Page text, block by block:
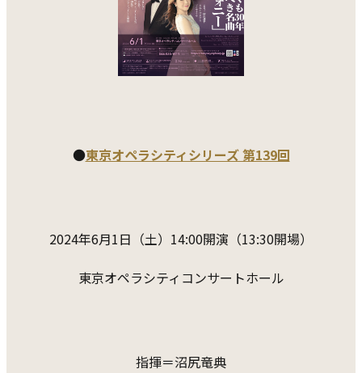
●東京オペラシティシリーズ 第139回
2024年6月1日（土）14:00開演（13:30開場）
東京オペラシティコンサートホール
指揮＝沼尻竜典